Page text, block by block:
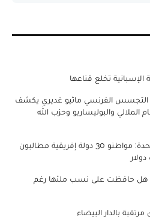
الإسبانية تخلع قناعها
التجسس الفرنسي ماثيو غديري يكشف
والبوليساريو وحزب الله
تأشيرة الدخول للولايات المتحدة: مواطنو 30 دولة إفريقية مطالبون
هل حافظت على نسب ملئها رغم
بالدار البيضاء